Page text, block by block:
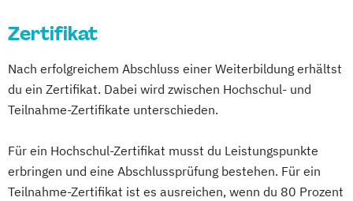
Zertifikat
Nach erfolgreichem Abschluss einer Weiterbildung erhältst
du ein Zertifikat. Dabei wird zwischen Hochschul- und
Teilnahme-Zertifikate unterschieden.
Für ein Hochschul-Zertifikat musst du Leistungspunkte
erbringen und eine Abschlussprüfung bestehen. Für ein
Teilnahme-Zertifikat ist es ausreichen, wenn du 80 Prozent